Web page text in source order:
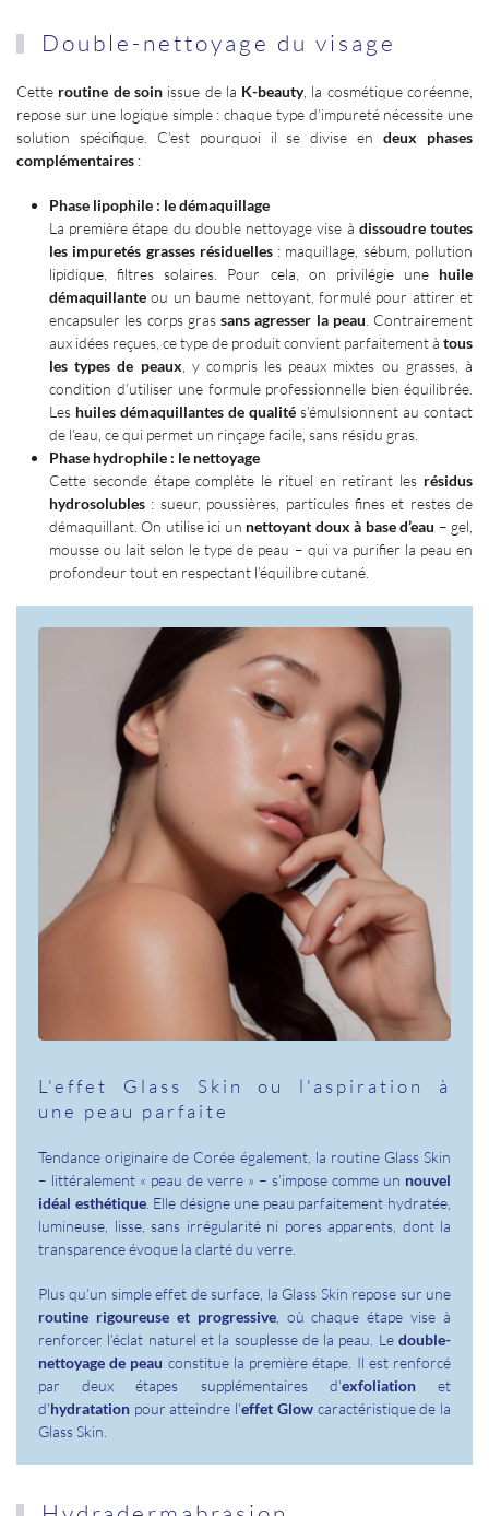
Double-nettoyage du visage
Cette routine de soinissue de la K-beauty, la cosmétique coréenne,
repose sur une logique simple : chaque type d’impureté nécessite une
solution spécifique. C’est pourquoi il se divise endeux phases
complémentaires :
Phase lipophile : le démaquillage
La première étape du double nettoyage vise à dissoudre toutes
les impuretés grasses résiduelles: maquillage, sébum, pollution
lipidique, filtres solaires. Pour cela, on privilégie une huile
démaquillante ou un baume nettoyant, formulé pour attirer et
encapsuler les corps gras sans agresser la peau . Contrairement
aux idées reçues, ce type de produit convient parfaitement à tous
les types de peaux , y compris les peaux mixtes ou grasses, à
condition d’utiliser une formule professionnelle bien équilibrée.
Les huiles démaquillantes de qualité s’émulsionnent au contact
de l’eau, ce qui permet un rinçage facile, sans résidu gras.
Phase hydrophile : le nettoyage
Cette seconde étape complète le rituel en retirant les résidus
hydrosolubles : sueur, poussières, particules fines et restes de
démaquillant. On utilise ici un nettoyant doux à base d’eau – gel,
mousse ou lait selon le type de peau – qui va purifier la peau en
profondeur tout en respectant l’équilibre cutané.
L'effet Glass Skin ou l'aspiration à
une peau parfaite
Tendance originaire de Corée également, la routine Glass Skin
– littéralement « peau de verre » – s’impose comme un nouvel
idéal esthétique. Elle désigne une peau parfaitement hydratée,
lumineuse, lisse, sans irrégularité ni pores apparents, dont la
transparence évoque la clarté du verre.
Plus qu’un simple effet de surface, la Glass Skin repose sur une
routine rigoureuse et progressive, où chaque étape vise à
renforcer l’éclat naturel et la souplesse de la peau. Le double-
nettoyage de peau constitue la première étape. Il est renforcé
par deux étapes supplémentaires d'exfoliationet
d'hydratation pour atteindre l'effet Glowcaractéristique de la
Glass Skin.